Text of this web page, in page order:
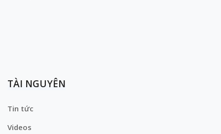
TÀI NGUYÊN
Tin tức
Videos